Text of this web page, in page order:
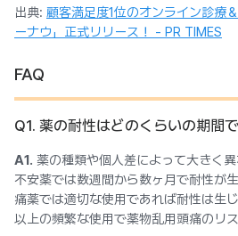
出典: 顧客満足度1位のオンライン診療
ーナウ」正式リリース！ - PR TIMES
FAQ
Q1. 薬の耐性はどのくらいの期間
A1. 薬の種類や個人差によって大きく
不安薬では数週間から数ヶ月で耐性が
痛薬では適切な使用であれば耐性は生
以上の頻繁な使用で薬物乱用頭痛のリ